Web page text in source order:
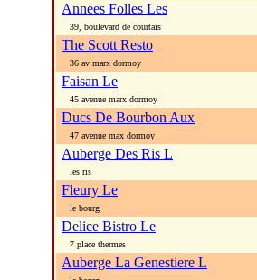
Annees Folles Les
39, boulevard de courtais
The Scott Resto
36 av marx dormoy
Faisan Le
45 avenue marx dormoy
Ducs De Bourbon Aux
47 avenue max dormoy
Auberge Des Ris L
les ris
Fleury Le
le bourg
Delice Bistro Le
7 place thermes
Auberge La Genestiere L